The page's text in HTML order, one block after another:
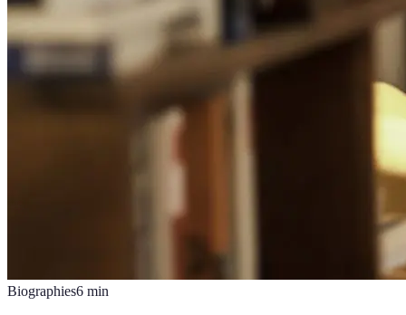
Biographies6 min